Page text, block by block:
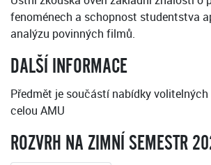
fenoménech a schopnost studentstva
analýzu povinných filmů.
DALŠÍ INFORMACE
Předmět je součástí nabídky
celou AMU
ROZVRH NA ZIMNÍ SEMESTR